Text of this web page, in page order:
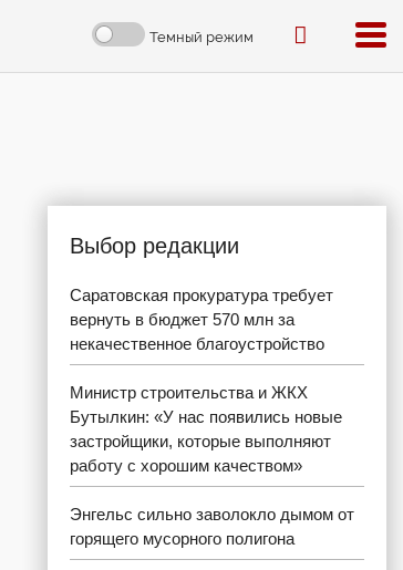
Темный режим
Выбор редакции
Саратовская прокуратура требует
вернуть в бюджет 570 млн за
некачественное благоустройство
Министр строительства и ЖКХ
Бутылкин: «У нас появились новые
застройщики, которые выполняют
работу с хорошим качеством»
Энгельс сильно заволокло дымом от
горящего мусорного полигона